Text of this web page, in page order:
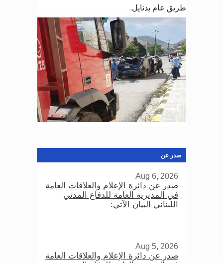
طريق عام بدنايل.
صدر عن
Aug 6, 2026
صدر عن دائرة الإعلام والعلاقات العامة
في المديرية العامة للدفاع المدني
اللبناني البيان الآتي:
Aug 5, 2026
صدر عن دائرة الإعلام والعلاقات العامة